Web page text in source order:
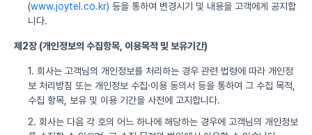
(www.joytel.co.kr) 등을 통하여 변경시기 및 내용을 고객에게 공지합
니다.
제2장 (개인정보의 수집항목, 이용목적 및 보유기간)
1. 회사는 고객님의 개인정보를 처리하는 경우 관련 법령에 따라 개인정
보 처리방침 또는 개인정보 수집·이용 동의서 등을 통하여 그 수집 목적,
수집 항목, 보유 및 이용 기간을 사전에 고지합니다.
2. 회사는 다음 각 호의 어느 하나에 해당하는 경우에 고객님의 개인정보